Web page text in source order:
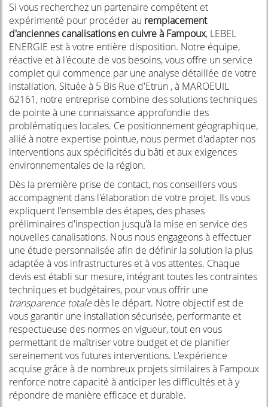
Si vous recherchez un partenaire compétent et
expérimenté pour procéder au remplacement
d'anciennes canalisations en cuivre à Fampoux, LEBEL
ENERGIE est à votre entière disposition. Notre équipe,
réactive et à l'écoute de vos besoins, vous offre un service
complet qui commence par une analyse détaillée de votre
installation. Située à 5 Bis Rue d'Etrun , à MAROEUIL
62161, notre entreprise combine des solutions techniques
de pointe à une connaissance approfondie des
problématiques locales. Ce positionnement géographique,
allié à notre expertise pointue, nous permet d'adapter nos
interventions aux spécificités du bâti et aux exigences
environnementales de la région.
Dès la première prise de contact, nos conseillers vous
accompagnent dans l'élaboration de votre projet. Ils vous
expliquent l'ensemble des étapes, des phases
préliminaires d'inspection jusqu'à la mise en service des
nouvelles canalisations. Nous nous engageons à effectuer
une étude personnalisée afin de définir la solution la plus
adaptée à vos infrastructures et à vos attentes. Chaque
devis est établi sur mesure, intégrant toutes les contraintes
techniques et budgétaires, pour vous offrir une
transparence totaledès le départ. Notre objectif est de
vous garantir une installation sécurisée, performante et
respectueuse des normes en vigueur, tout en vous
permettant de maîtriser votre budget et de planifier
sereinement vos futures interventions. L'expérience
acquise grâce à de nombreux projets similaires à Fampoux
renforce notre capacité à anticiper les difficultés et à y
répondre de manière efficace et durable.